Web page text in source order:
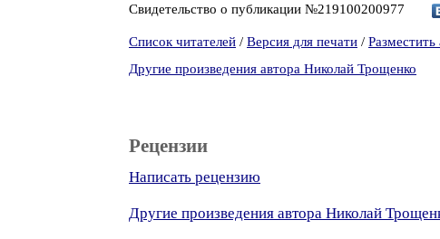
Свидетельство о публикации №219100200977
Список читателей / Версия для печати / Разместить
Другие произведения автора Николай Трощенко
Рецензии
Написать рецензию
Другие произведения автора Николай